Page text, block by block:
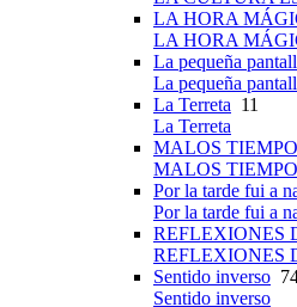
LA HORA
LA HORA
La pequeña
La pequeña
La Terreta 11
La Terreta
MALOS
MALOS
Por la tarde fui a
Por la tarde fui a
REFLEXIONES
REFLEXIONES
Sentido inverso
Sentido inverso